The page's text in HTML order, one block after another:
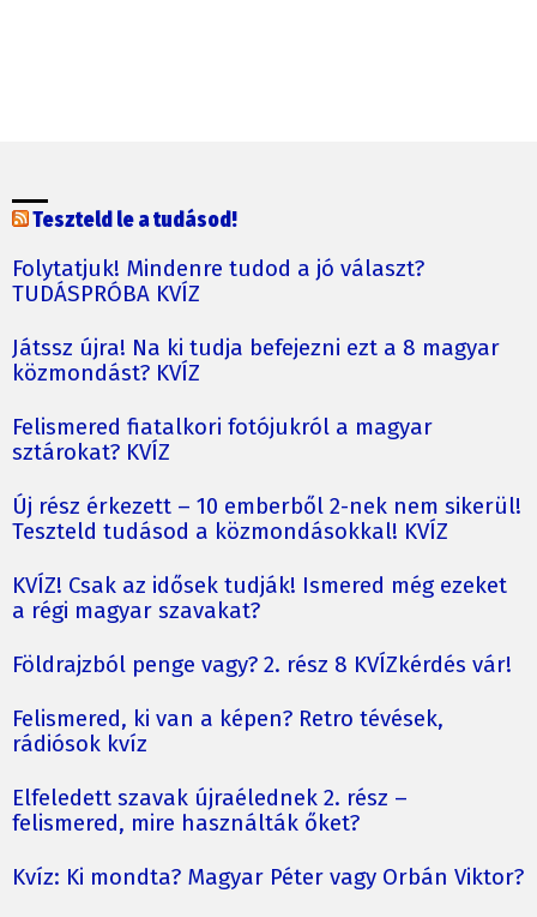
Teszteld le a tudásod!
Folytatjuk! Mindenre tudod a jó választ?
TUDÁSPRÓBA KVÍZ
Játssz újra! Na ki tudja befejezni ezt a 8 magyar
közmondást? KVÍZ
Felismered fiatalkori fotójukról a magyar
sztárokat? KVÍZ
Új rész érkezett – 10 emberből 2-nek nem sikerül!
Teszteld tudásod a közmondásokkal! KVÍZ
KVÍZ! Csak az idősek tudják! Ismered még ezeket
a régi magyar szavakat?
Földrajzból penge vagy? 2. rész 8 KVÍZkérdés vár!
Felismered, ki van a képen? Retro tévések,
rádiósok kvíz
Elfeledett szavak újraélednek 2. rész –
felismered, mire használták őket?
Kvíz: Ki mondta? Magyar Péter vagy Orbán Viktor?